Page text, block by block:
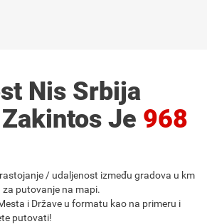
Nis Srbija
Je 968
/ udaljenost između gradova u km
putovanje na mapi.
i Države u formatu kao na primeru i
putovati!